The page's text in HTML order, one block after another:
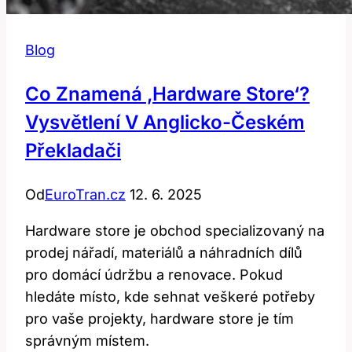
Blog
Co Znamená ‚hardware Store‘?
Vysvětlení V Anglicko-Českém
Překladači
OdEuroTran.cz 12. 6. 2025
Hardware store je obchod specializovaný na
prodej nářadí, materiálů a náhradních dílů
pro domácí údržbu a renovace. Pokud
hledáte místo, kde sehnat veškeré potřeby
pro vaše projekty, hardware store je tím
správným místem.